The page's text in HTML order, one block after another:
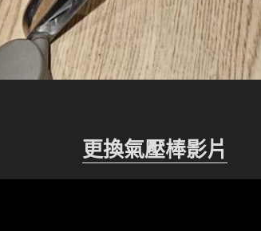
更換氣壓棒影片